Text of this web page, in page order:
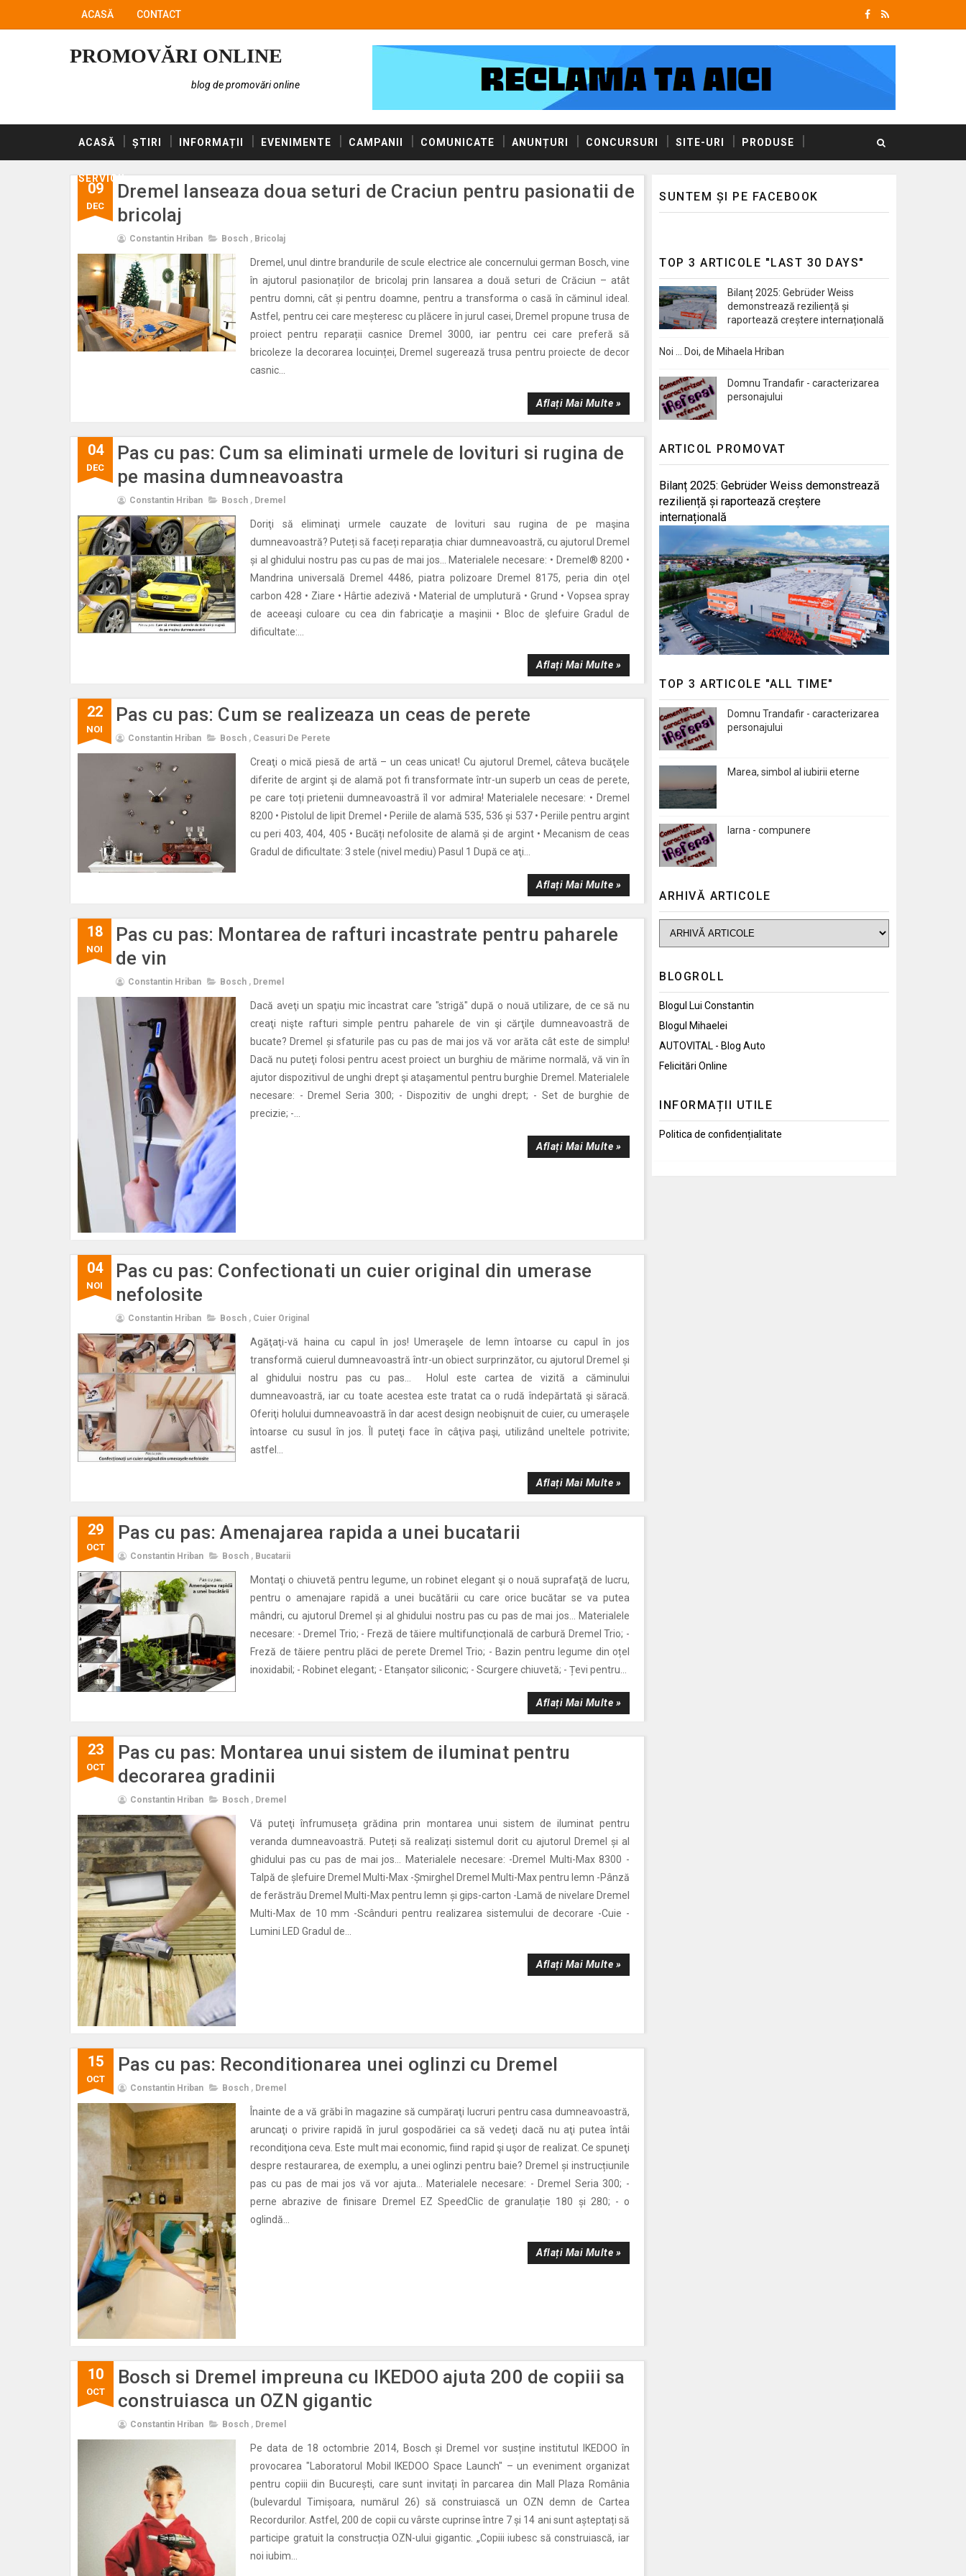
ACASĂ CONTACT
PROMOVĂRI ONLINE
blog de promovări online
ACASĂ ȘTIRI INFORMAȚII EVENIMENTE CAMPANII COMUNICATE ANUNȚURI CONCURSURI SITE-URI PRODUSE
SERVICII
09
DEC
Dremel lanseaza doua seturi de Craciun pentru pasionatii de
bricolaj
Constantin Hriban Bosch , Bricolaj
Dremel, unul dintre brandurile de scule electrice ale concernului german Bosch, vine
în ajutorul pasionaților de bricolaj prin lansarea a două seturi de Crăciun – atât
pentru domni, cât și pentru doamne, pentru a transforma o casă în căminul ideal.
Astfel, pentru cei care meșteresc cu plăcere în jurul casei, Dremel propune trusa de
proiect pentru reparații casnice Dremel 3000, iar pentru cei care preferă să
bricoleze la decorarea locuinței, Dremel sugerează trusa pentru proiecte de decor
casnic...
Aflați Mai Multe »
04
DEC
Pas cu pas: Cum sa eliminati urmele de lovituri si rugina de
pe masina dumneavoastra
Constantin Hriban Bosch , Dremel
Doriţi să eliminaţi urmele cauzate de lovituri sau rugina de pe maşina
dumneavoastră? Puteți să faceți reparația chiar dumneavoastră, cu ajutorul Dremel
și al ghidului nostru pas cu pas de mai jos… Materialele necesare: • Dremel® 8200 •
Mandrina universală Dremel 4486, piatra polizoare Dremel 8175, peria din oţel
carbon 428 • Ziare • Hârtie adezivă • Material de umplutură • Grund • Vopsea spray
de aceeaşi culoare cu cea din fabricaţie a maşinii • Bloc de şlefuire Gradul de
dificultate:...
Aflați Mai Multe »
22
NOI
Pas cu pas: Cum se realizeaza un ceas de perete
Constantin Hriban Bosch , Ceasuri De Perete
Creaţi o mică piesă de artă – un ceas unicat! Cu ajutorul Dremel, câteva bucăţele
diferite de argint şi de alamă pot fi transformate într-un superb un ceas de perete,
pe care toți prietenii dumneavoastră îl vor admira! Materialele necesare: • Dremel
8200 • Pistolul de lipit Dremel • Periile de alamă 535, 536 și 537 • Periile pentru argint
cu peri 403, 404, 405 • Bucăți nefolosite de alamă și de argint • Mecanism de ceas
Gradul de dificultate: 3 stele (nivel mediu) Pasul 1 După ce aţi...
Aflați Mai Multe »
18
NOI
Pas cu pas: Montarea de rafturi incastrate pentru paharele
de vin
Constantin Hriban Bosch , Dremel
Dacă aveţi un spaţiu mic încastrat care "strigă" după o nouă utilizare, de ce să nu
creaţi nişte rafturi simple pentru paharele de vin şi cărţile dumneavoastră de
bucate? Dremel și sfaturile pas cu pas de mai jos vă vor arăta cât este de simplu!
Dacă nu puteţi folosi pentru acest proiect un burghiu de mărime normală, vă vin în
ajutor dispozitivul de unghi drept şi ataşamentul pentru burghie Dremel. Materialele
necesare: - Dremel Seria 300; - Dispozitiv de unghi drept; - Set de burghie de
precizie; -...
Aflați Mai Multe »
04
NOI
Pas cu pas: Confectionati un cuier original din umerase
nefolosite
Constantin Hriban Bosch , Cuier Original
Agăţaţi-vă haina cu capul în jos! Umeraşele de lemn întoarse cu capul în jos
transformă cuierul dumneavoastră într-un obiect surprinzător, cu ajutorul Dremel și
al ghidului nostru pas cu pas... Holul este cartea de vizită a căminului
dumneavoastră, iar cu toate acestea este tratat ca o rudă îndepărtată şi săracă.
Oferiţi holului dumneavoastră în dar acest design neobişnuit de cuier, cu umeraşele
întoarse cu susul în jos. Îl puteţi face în câţiva paşi, utilizând uneltele potrivite;
astfel...
Aflați Mai Multe »
29
OCT
Pas cu pas: Amenajarea rapida a unei bucatarii
Constantin Hriban Bosch , Bucatarii
Montaţi o chiuvetă pentru legume, un robinet elegant şi o nouă suprafaţă de lucru,
pentru o amenajare rapidă a unei bucătării cu care orice bucătar se va putea
mândri, cu ajutorul Dremel și al ghidului nostru pas cu pas de mai jos… Materialele
necesare: - Dremel Trio; - Freză de tăiere multifuncțională de carbură Dremel Trio; -
Freză de tăiere pentru plăci de perete Dremel Trio; - Bazin pentru legume din oțel
inoxidabil; - Robinet elegant; - Etanșator siliconic; - Scurgere chiuvetă; - Țevi pentru...
Aflați Mai Multe »
23
OCT
Pas cu pas: Montarea unui sistem de iluminat pentru
decorarea gradinii
Constantin Hriban Bosch , Dremel
Vă puteţi înfrumuseța grădina prin montarea unui sistem de iluminat pentru
veranda dumneavoastră. Puteți să realizați sistemul dorit cu ajutorul Dremel și al
ghidului pas cu pas de mai jos… Materialele necesare: -Dremel Multi-Max 8300 -
Talpă de șlefuire Dremel Multi-Max -Șmirghel Dremel Multi-Max pentru lemn -Pânză
de ferăstrău Dremel Multi-Max pentru lemn și gips-carton -Lamă de nivelare Dremel
Multi-Max de 10 mm -Scânduri pentru realizarea sistemului de decorare -Cuie -
Lumini LED Gradul de...
Aflați Mai Multe »
15
OCT
Pas cu pas: Reconditionarea unei oglinzi cu Dremel
Constantin Hriban Bosch , Dremel
Înainte de a vă grăbi în magazine să cumpăraţi lucruri pentru casa dumneavoastră,
aruncaţi o privire rapidă în jurul gospodăriei ca să vedeţi dacă nu aţi putea întâi
recondiţiona ceva. Este mult mai economic, fiind rapid şi uşor de realizat. Ce spuneţi
despre restaurarea, de exemplu, a unei oglinzi pentru baie? Dremel și instrucțiunile
pas cu pas de mai jos vă vor ajuta… Materialele necesare: - Dremel Seria 300; -
perne abrazive de finisare Dremel EZ SpeedClic de granulație 180 și 280; - o
oglindă...
Aflați Mai Multe »
10
OCT
Bosch si Dremel impreuna cu IKEDOO ajuta 200 de copiii sa
construiasca un OZN gigantic
Constantin Hriban Bosch , Dremel
Pe data de 18 octombrie 2014, Bosch și Dremel vor susține institutul IKEDOO în
provocarea "Laboratorul Mobil IKEDOO Space Launch" – un eveniment organizat
pentru copiii din București, care sunt invitați în parcarea din Mall Plaza România
(bulevardul Timișoara, numărul 26) să construiască un OZN demn de Cartea
Recordurilor. Astfel, 200 de copii cu vârste cuprinse între 7 și 14 ani sunt așteptați să
participe gratuit la construcția OZN-ului gigantic. „Copiii iubesc să construiască, iar
noi iubim...
SUNTEM ȘI PE FACEBOOK
TOP 3 ARTICOLE "LAST 30 DAYS"
Bilanț 2025: Gebrüder Weiss
demonstrează reziliență și
raportează creștere internațională
Noi … Doi, de Mihaela Hriban
Domnu Trandafir - caracterizarea
personajului
ARTICOL PROMOVAT
Bilanț 2025: Gebrüder Weiss demonstrează
reziliență și raportează creștere
internațională
TOP 3 ARTICOLE "ALL TIME"
Domnu Trandafir - caracterizarea
personajului
Marea, simbol al iubirii eterne
Iarna - compunere
ARHIVĂ ARTICOLE
BLOGROLL
Blogul Lui Constantin
Blogul Mihaelei
AUTOVITAL - Blog Auto
Felicitări Online
INFORMAȚII UTILE
Politica de confidențialitate